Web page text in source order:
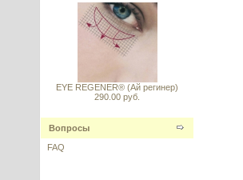
водорастворимый высокой
концентрации 10.000 ppm
---------
Redensyl® (Реденсил)
EYE REGENER® (Ай регинер)
290.00 руб.
Вопросы
FAQ